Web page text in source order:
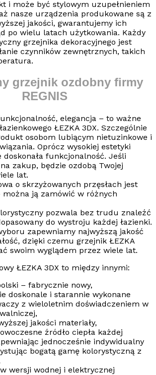
i może być stylowym uzupełnieniem
nasze urządzenia produkowane są z
jakości, gwarantujemy ich
po wielu latach użytkowania. Każdy
grzejnika dekoracyjnego jest
czynników zewnętrznych, takich
grzejnik ozdobny firmy
REGNIS
elegancja – to ważne
ŁEZKA 3DX. Szczególnie
osobom lubiącym nietuzinkowe i
Oprócz wysokiej estetyki
funkcjonalność. Jeśli
zakup, będzie ozdobą Twojej
lat.
o skrzyżowanych przęsłach jest
można ją zamówić w różnych
pozwala bez trudu znaleźć
do wystroju każdej łazienki.
zapewniamy najwyższą jakość
dzięki czemu grzejnik ŁEZKA
swoim wyglądem przez wiele lat.
ŁEZKA 3DX to między innymi:
– fabrycznie nowy,
doskonale i starannie wykonane
z wieloletnim doświadczeniem w
jakości materiały,
źródło ciepła każdej
jednocześnie indywidualny
bogatą gamę kolorystyczną z
wersji wodnej i elektrycznej